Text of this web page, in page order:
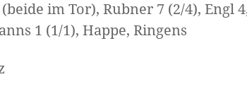
im Tor), Rubner 7 (2/4), Engl
1 (1/1), Happe, Ringens